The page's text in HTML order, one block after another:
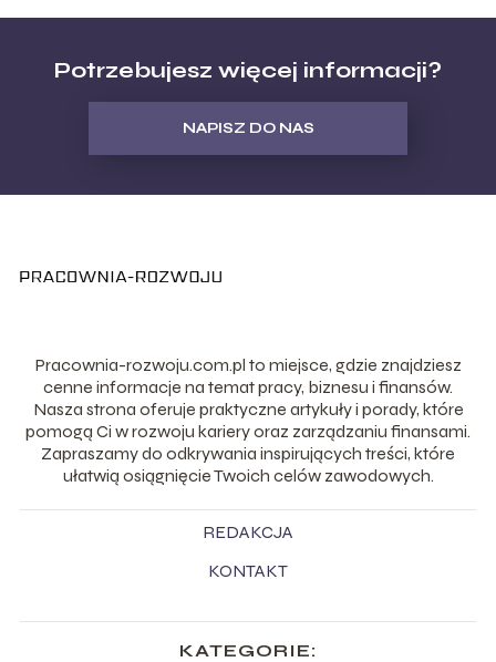
Potrzebujesz więcej informacji?
NAPISZ DO NAS
Pracownia-rozwoju.com.pl to miejsce, gdzie znajdziesz
cenne informacje na temat pracy, biznesu i finansów.
Nasza strona oferuje praktyczne artykuły i porady, które
pomogą Ci w rozwoju kariery oraz zarządzaniu finansami.
Zapraszamy do odkrywania inspirujących treści, które
ułatwią osiągnięcie Twoich celów zawodowych.
REDAKCJA
KONTAKT
KATEGORIE: